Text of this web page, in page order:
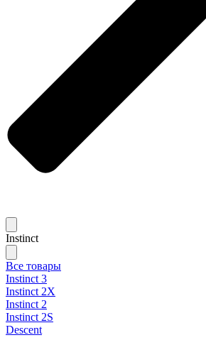
Instinct
Все товары
Instinct 3
Instinct 2X
Instinct 2
Instinct 2S
Descent